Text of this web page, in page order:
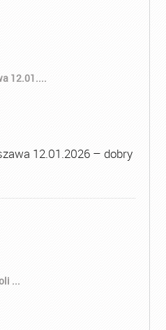
12.01....
12.01.2026 – dobry
...